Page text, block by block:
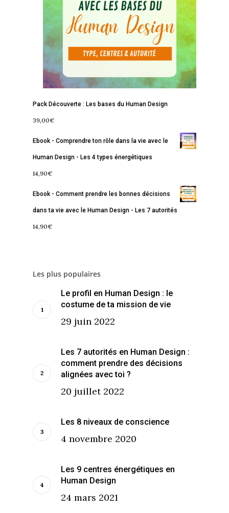
Pack Découverte : Les bases du Human Design
39,00€
Ebook - Comprendre ton rôle dans la vie avec le
Human Design - Les 4 types énergétiques
14,90€
Ebook - Comment prendre les bonnes décisions
dans ta vie avec le Human Design - Les 7 autorités
14,90€
Les plus populaires
Le profil en Human Design : le
costume de ta mission de vie
29 juin 2022
Les 7 autorités en Human Design :
comment prendre des décisions
alignées avec toi ?
20 juillet 2022
Les 8 niveaux de conscience
4 novembre 2020
Les 9 centres énergétiques en
Human Design
24 mars 2021
S’équilibrer
Se réaliser
Services
Accompagnements
Lectures de Human
La Boussole
Libération
Programmes
Renaissance
Amour & Guérison
Membership
Boutique
À propos
Contact